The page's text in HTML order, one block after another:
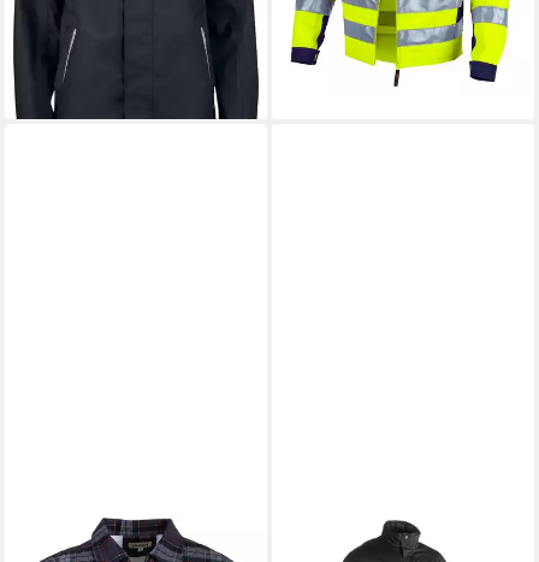
lieferbar - in 4-5 Werktagen bei dir
mit Zertifizierung
-33%
lieferbar - in 2-3 Werktagen bei dir
Arbeitsjacke Holzfällerhemd
Arbeitsjacke Gefütterte Jacke